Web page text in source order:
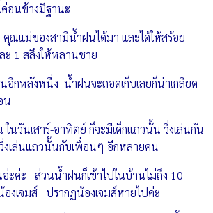
อนข้างมีฐานะ
ณแม่ของสามีน้ำฝนได้มา และได้ให้สร้อย
ะ 1 สลึงให้หลานชาย
กหลังหนึ่ง น้ำฝนจะถอดเก็บเลยก็น่าเกลียด
น
ในวันเสาร์-อาทิตย์ ก็จะมีเด็กแถวนั้น วิ่งเล่นกัน
งเล่นแถวนั้นกับเพื่อนๆ อีกหลายคน
ะค่ะ ส่วนน้ำฝนก็เข้าไปในบ้านไม่ถึง 10
งเจมส์ ปรากฏน้องเจมส์หายไปค่ะ